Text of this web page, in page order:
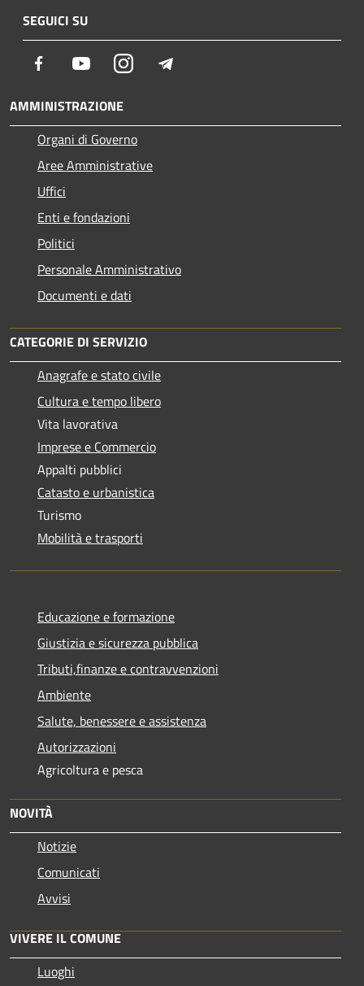
SEGUICI SU
Facebook YoutubeInstagram
AMMINISTRAZIONE
Organi di Governo
Aree Amministrative
Uffici
Enti e fondazioni
Politici
Personale Amministrativo
Documenti e dati
CATEGORIE DI SERVIZIO
Anagrafe e stato civile
Cultura e tempo libero
Vita lavorativa
Imprese e Commercio
Appalti pubblici
Catasto e urbanistica
Turismo
Mobilità e trasporti
Educazione e formazione
Giustizia e sicurezza pubblica
Tributi,finanze e contravvenzioni
Ambiente
Salute, benessere e assistenza
Autorizzazioni
Agricoltura e pesca
NOVITÀ
Notizie
Comunicati
Avvisi
VIVERE IL COMUNE
Luoghi